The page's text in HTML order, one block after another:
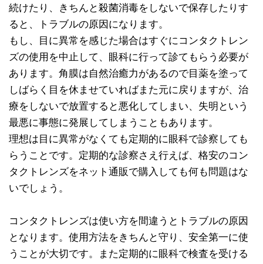
続けたり、きちんと殺菌消毒をしないで保存したりす
ると、トラブルの原因になります。
もし、目に異常を感じた場合はすぐにコンタクトレン
ズの使用を中止して、眼科に行って診てもらう必要が
あります。角膜は自然治癒力があるので目薬を塗って
しばらく目を休ませていればまた元に戻りますが、治
療をしないで放置すると悪化してしまい、失明という
最悪に事態に発展してしまうこともあります。
理想は目に異常がなくても定期的に眼科で診察しても
らうことです。定期的な診察さえ行えば、格安のコン
タクトレンズをネット通販で購入しても何も問題はな
いでしょう。
コンタクトレンズは使い方を間違うとトラブルの原因
となります。使用方法をきちんと守り、安全第一に使
うことが大切です。また定期的に眼科で検査を受ける